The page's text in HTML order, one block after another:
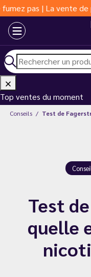
vente de produits
Top ventes du moment
Conseils Test de
Test
quelle